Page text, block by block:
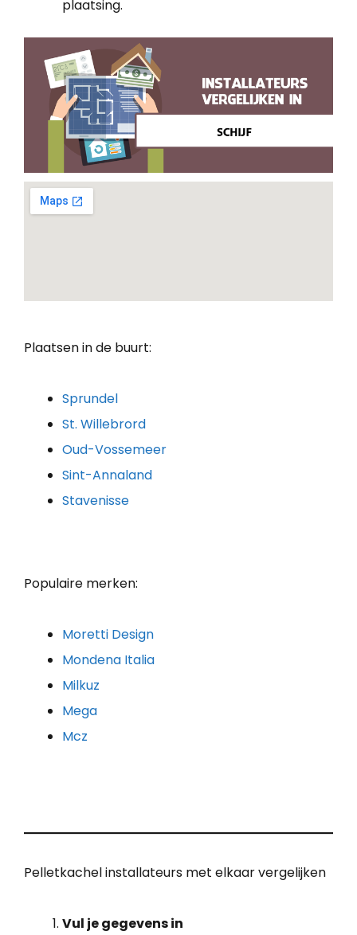
plaatsing.
Plaatsen in de buurt:
Sprundel
St. Willebrord
Oud-Vossemeer
Sint-Annaland
Stavenisse
Populaire merken:
Moretti Design
Mondena Italia
Milkuz
Mega
Mcz
Pelletkachel installateurs met elkaar vergelijken
Vul je gegevens in